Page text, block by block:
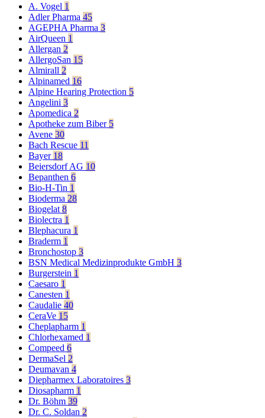
A. Vogel 1
Adler Pharma 45
AGEPHA Pharma 3
AirQueen 1
Allergan 2
AllergoSan 15
Almirall 2
Alpinamed 16
Alpine Hearing Protection 5
Angelini 3
Apomedica 2
Apotheke zum Biber 5
Avene 30
Bach Rescue 11
Bayer 18
Beiersdorf AG 10
Bepanthen 6
Bio-H-Tin 1
Bioderma 28
Biogelat 8
Biolectra 1
Blephacura 1
Braderm 1
Bronchostop 3
BSN Medical Medizinprodukte GmbH 3
Burgerstein 1
Caesaro 1
Canesten 1
Caudalie 40
CeraVe 15
Cheplapharm 1
Chlorhexamed 1
Compeed 6
DermaSel 2
Deumavan 4
Diepharmex Laboratoires 3
Diosapharm 1
Dr. Böhm 39
Dr. C. Soldan 2